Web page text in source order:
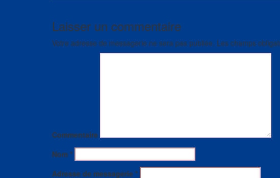
Laisser un commentaire
Votre adresse de messagerie ne sera pas publiée. Les champs
Commentaire
Nom *
Adresse de messagerie *